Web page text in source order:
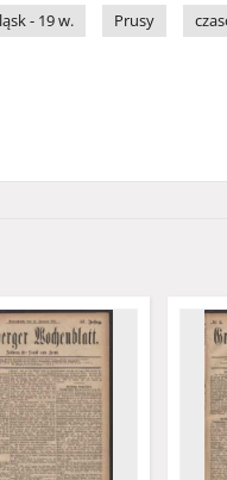
- 19 w. Prusy